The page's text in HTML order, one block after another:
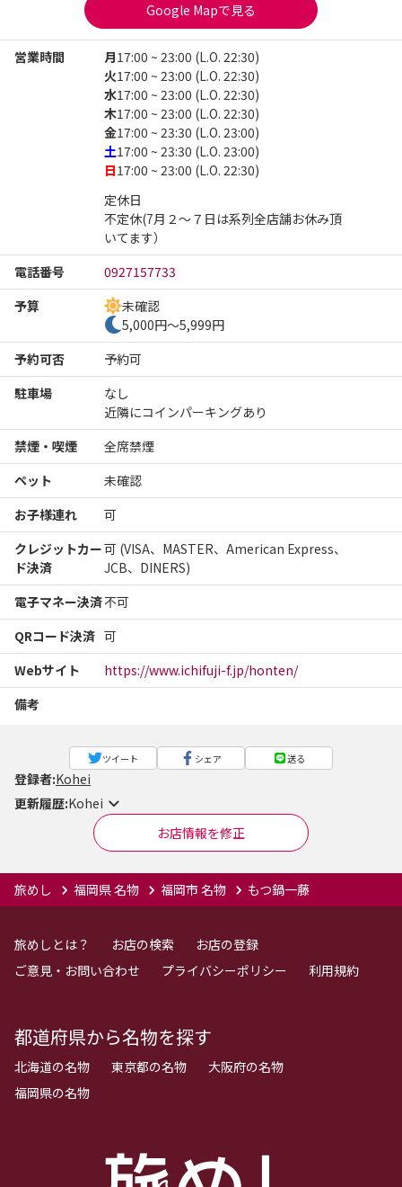
Google Mapで見る
営業時間 月17:00 ~ 23:00 (L.O. 22:30)
火17:00 ~ 23:00 (L.O. 22:30)
水17:00 ~ 23:00 (L.O. 22:30)
木17:00 ~ 23:00 (L.O. 22:30)
金17:00 ~ 23:30 (L.O. 23:00)
土17:00 ~ 23:30 (L.O. 23:00)
日17:00 ~ 23:00 (L.O. 22:30)
定休日
不定休(7月２～７日は系列全店舗お休み頂
いてます）
電話番号
0927157733
予算
未確認
5,000円～5,999円
予約可否
予約可
駐車場
なし
近隣にコインパーキングあり
禁煙・喫煙
全席禁煙
ペット
未確認
お子様連れ
可
クレジットカー
ド決済
可 (VISA、MASTER、American Express、
JCB、DINERS)
電子マネー決済不可
QRコード決済 可
Webサイト
https://www.ichifuji-f.jp/honten/
備考
ツイート シェア 送る
登録者:Kohei
更新履歴:Kohei
お店情報を修正
旅めし 福岡県 名物 福岡市 名物 もつ鍋一藤
旅めしとは？ お店の検索
お店の登録
ご意見・お問い合わせ
プライバシーポリシー 利用規約
都道府県から名物を探す
北海道の名物 東京都の名物
大阪府の名物
福岡県の名物